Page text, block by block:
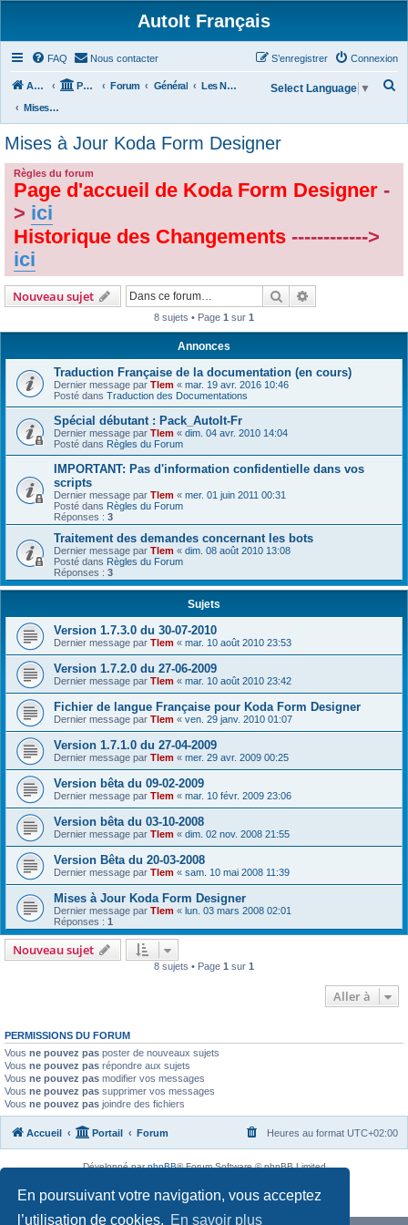
En poursuivant votre navigation, vous acceptez
l’utilisation de cookies. En savoir plus
AutoIt Français
FAQ Nous contacter Connexion
S’enregistrer
Accueil Portail Forum Général
Les Nouvelles d'AutoIt
Mises à Jour Koda Form Designer
Select Language ▼
Mises à Jour Koda Form Designer
Règles du forum
Page d'accueil de Koda Form Designer -
> ici
Historique des Changements ------------>
ici
Nouveau sujet Rechercher
8 sujets • Page 1 sur 1
Annonces
Traduction Française de la documentation (en cours)
Dernier message par Tlem « mar. 19 avr. 2016 10:46
Posté dans Traduction des Documentations
Spécial débutant : Pack_AutoIt-Fr
Dernier message par Tlem « dim. 04 avr. 2010 14:04
Posté dans Règles du Forum
IMPORTANT: Pas d'information confidentielle dans vos
scripts
Dernier message par Tlem « mer. 01 juin 2011 00:31
Posté dans Règles du Forum
Réponses : 3
Traitement des demandes concernant les bots
Dernier message par Tlem « dim. 08 août 2010 13:08
Posté dans Règles du Forum
Réponses : 3
Sujets
Version 1.7.3.0 du 30-07-2010
Dernier message par Tlem « mar. 10 août 2010 23:53
Version 1.7.2.0 du 27-06-2009
Dernier message par Tlem « mar. 10 août 2010 23:42
Fichier de langue Française pour Koda Form Designer
Dernier message par Tlem « ven. 29 janv. 2010 01:07
Version 1.7.1.0 du 27-04-2009
Dernier message par Tlem « mer. 29 avr. 2009 00:25
Version bêta du 09-02-2009
Dernier message par Tlem « mar. 10 févr. 2009 23:06
Version bêta du 03-10-2008
Dernier message par Tlem « dim. 02 nov. 2008 21:55
Version Bêta du 20-03-2008
Dernier message par Tlem « sam. 10 mai 2008 11:39
Mises à Jour Koda Form Designer
Dernier message par Tlem « lun. 03 mars 2008 02:01
Réponses : 1
Nouveau sujet
8 sujets • Page 1 sur 1
Aller à
PERMISSIONS DU FORUM
Vous ne pouvez pas poster de nouveaux sujets
Vous ne pouvez pas répondre aux sujets
Vous ne pouvez pas modifier vos messages
Vous ne pouvez pas supprimer vos messages
Vous ne pouvez pas joindre des fichiers
Accueil Portail Forum Heures au format UTC+02:00
Développé parphpBB® Forum Software © phpBB Limited
Confidentialité| Conditions